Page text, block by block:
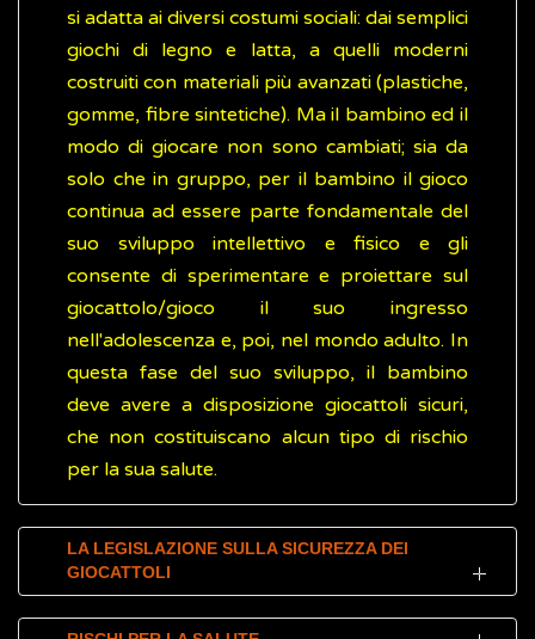
si adatta ai diversi costumi sociali: dai semplici
giochi di legno e latta, a quelli moderni
costruiti con materiali più avanzati (plastiche,
gomme, fibre sintetiche). Ma il bambino ed il
modo di giocare non sono cambiati; sia da
solo che in gruppo, per il bambino il gioco
continua ad essere parte fondamentale del
suo sviluppo intellettivo e fisico e gli
consente di sperimentare e proiettare sul
giocattolo/gioco il suo ingresso
nell'adolescenza e, poi, nel mondo adulto. In
questa fase del suo sviluppo, il bambino
deve avere a disposizione giocattoli sicuri,
che non costituiscano alcun tipo di rischio
per la sua salute.
LA LEGISLAZIONE SULLA SICUREZZA DEI
GIOCATTOLI